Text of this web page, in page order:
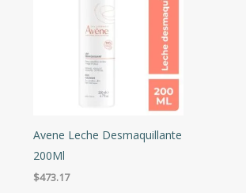
$473—
Avene Leche Desmaquillante
200Ml
$473.17